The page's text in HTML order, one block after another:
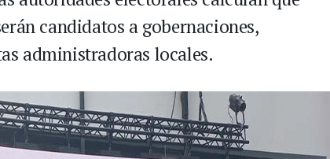
candidatos a gobernaciones,
administradoras locales.